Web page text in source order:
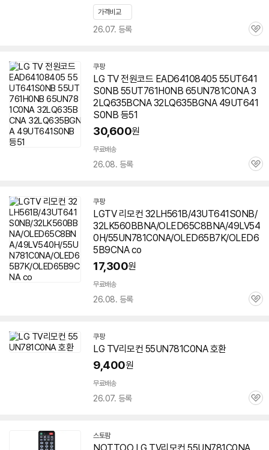
가격비교
26.07. 등록
관
쿠팡
LG TV 전원코드 EAD64108405 55UT641
S0NB 55UT761H0NB 65UN781C0NA 3
2LQ635BCNA 32LQ635BGNA 49UT641
S0NB 등51
30,600원
무료배송
26.08. 등록
관
쿠팡
LGTV 리모컨 32LH561B/43UT641S0NB/
32LK560BBNA/OLED65C8BNA/49LV54
0H/55UN781C0NA/OLED65B7K/OLED6
5B9CNA co
17,300원
무료배송
26.08. 등록
관
쿠팡
LG TV리모컨 55UN781C0NA호환
9,400원
무료배송
26.07. 등록
관
스토팜네